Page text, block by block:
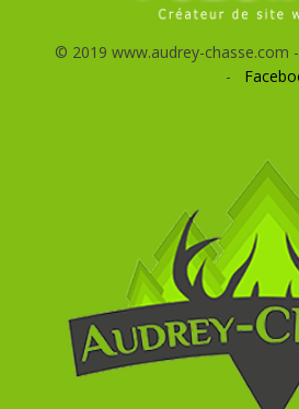
© 2019 www.audrey-chasse.com -
-